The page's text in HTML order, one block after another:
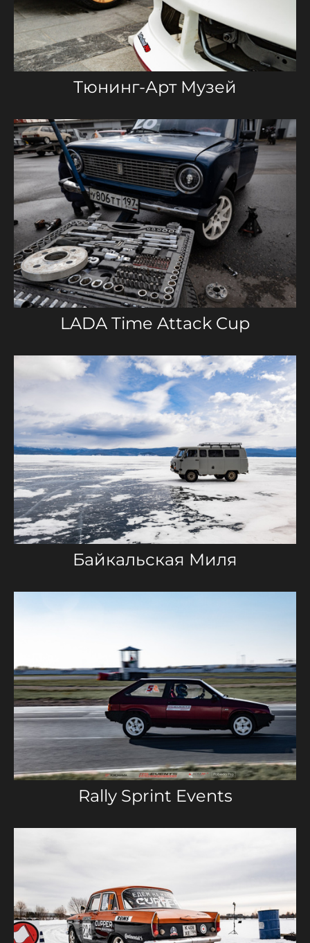
Тюнинг-Арт Музей
LADA Time Attack Cup
Байкальская Миля
Rally Sprint Events